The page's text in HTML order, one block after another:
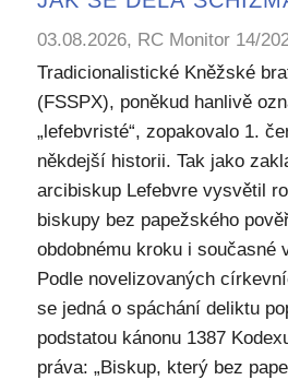
03.08.2026, RC Monitor 14/
Tradicionalistické Kněžské
(FSSPX), poněkud hanlivě
„lefebvristé“, zopakovalo 1.
někdejší historii. Tak jako
arcibiskup Lefebvre vysvětil
biskupy bez papežského
obdobnému kroku i současné
Podle novelizovaných
se jedná o spáchání deliktu
podstatou kánonu 1387
práva: „Biskup, který bez